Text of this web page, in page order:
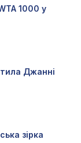
1000 у
Джанні
зірка